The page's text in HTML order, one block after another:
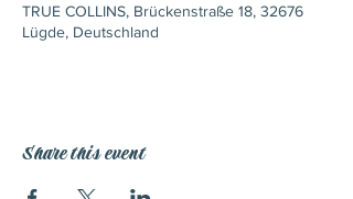
TRUE COLLINS, Brückenstraße 18, 32676
Lügde, Deutschland
Share this event